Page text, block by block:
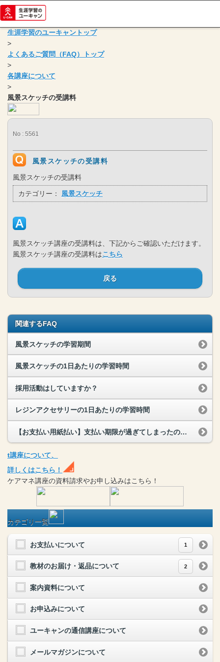
生涯学習のユーキャントップ
>
よくあるご質問（FAQ）トップ
>
各講座について
>
風景スケッチの受講料
No : 5561
風景スケッチの受講料
風景スケッチの受講料
カテゴリー： 風景スケッチ
風景スケッチ講座の受講料は、下記からご確認いただけます。
風景スケッチ講座の受講料はこちら
戻る
関連するFAQ
風景スケッチの学習期間
風景スケッチの1日あたりの学習時間
採用活動はしていますか？
レジンアクセサリーの1日あたりの学習時間
【お支払い用紙払い】支払い期限が過ぎてしまったのですが…？
t講座について、
詳しくはこちら！
ケアマネ講座の資料請求やお申し込みはこちら！
カテゴリ一覧
お支払いについて 1
教材のお届け・返品について 2
案内資料について
お申込みについて
ユーキャンの通信講座について
メールマガジンについて